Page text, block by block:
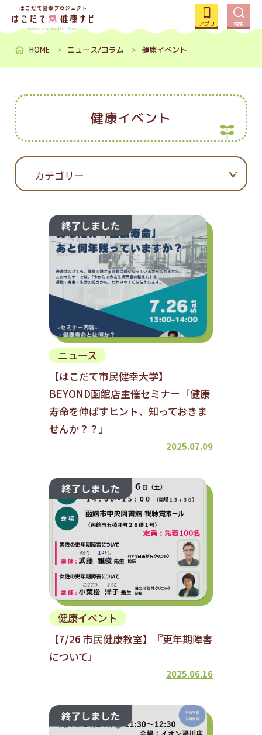
アプリ 検索
HOME ニュース/コラム 健康イベント
健康イベント
ニュース
【はこだて市民健幸大学】
BEYOND函館店主催セミナー「健康
寿命を伸ばすヒント、知っておきま
せんか？？」
2025.07.09
健康イベント
【7/26 市民健康教室】『更年期障害
について』
2025.06.16